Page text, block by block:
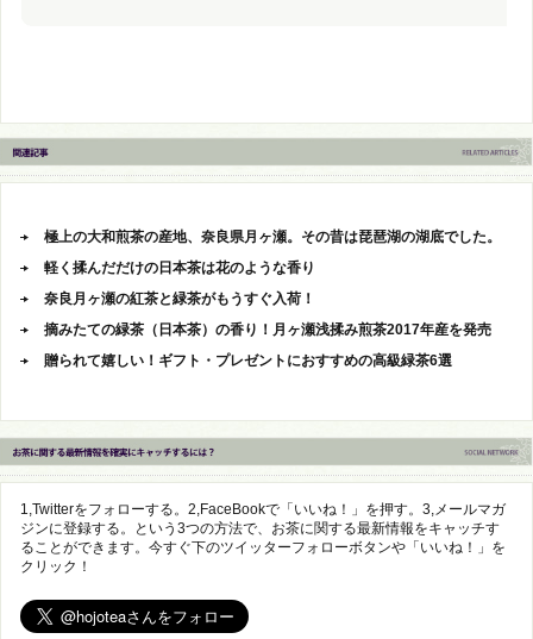
極上の大和煎茶の産地、奈良県月ヶ瀬。その昔は琵琶湖の湖底でした。
軽く揉んだだけの日本茶は花のような香り
奈良月ヶ瀬の紅茶と緑茶がもうすぐ入荷！
摘みたての緑茶（日本茶）の香り！月ヶ瀬浅揉み煎茶2017年産を発売
贈られて嬉しい！ギフト・プレゼントにおすすめの高級緑茶6選
1,Twitterをフォローする。2,FaceBookで「いいね！」を押す。3,メールマガ
ジンに登録する。という3つの方法で、お茶に関する最新情報をキャッチす
ることができます。今すぐ下のツイッターフォローボタンや「いいね！」を
クリック！